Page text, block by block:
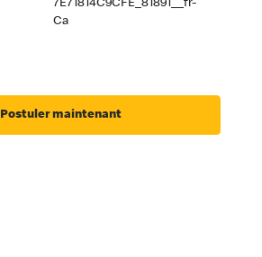
7E71814C9CFE_81891__fr-
Ca
Postuler maintenant